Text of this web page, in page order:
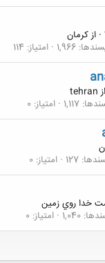
· ازکرمان
1,966 امتیاز 114
از tehran
1,117 امتیاز 0
127 امتیاز 0
خدا روي زمين
1,040 امتیاز 0